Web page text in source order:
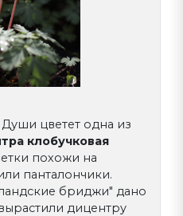
цветет одна из
клобучковая
похожи на
панталончики.
бриджи" дано
дицентру